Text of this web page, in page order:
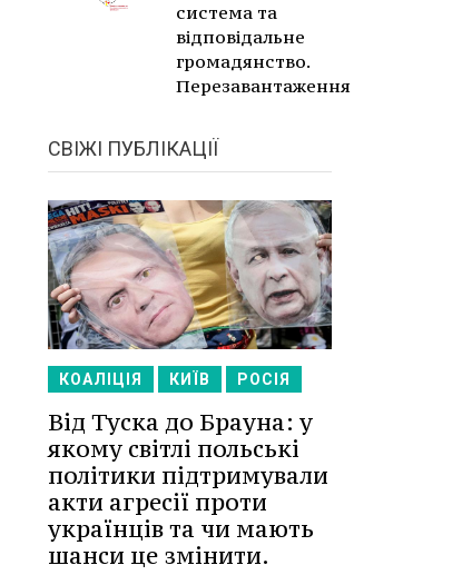
система та
відповідальне
громадянство.
Перезавантаження
СВІЖІ ПУБЛІКАЦІЇ
КОАЛІЦІЯ КИЇВ РОСІЯ
Від Туска до Брауна: у
якому світлі польські
політики підтримували
акти агресії проти
українців та чи мають
шанси це змінити.